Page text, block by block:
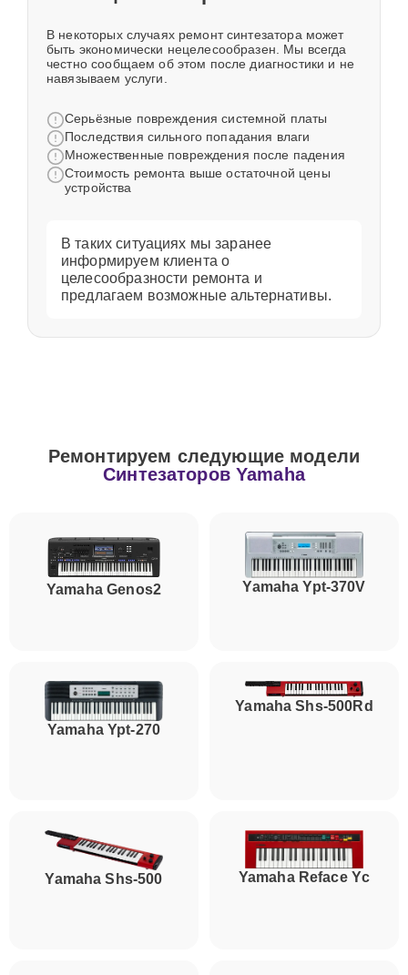
В некоторых случаях ремонт синтезатора может
быть экономически нецелесообразен. Мы всегда
честно сообщаем об этом после диагностики и не
навязываем услуги.
Серьёзные повреждения системной платы
Последствия сильного попадания влаги
Множественные повреждения после падения
Стоимость ремонта выше остаточной цены
устройства
В таких ситуациях мы заранее
информируем клиента о
целесообразности ремонта и
предлагаем возможные альтернативы.
Ремонтируем следующие модели
Синтезаторов Yamaha
Yamaha Genos2 Yamaha Ypt-370V
Yamaha Ypt-270
Yamaha Shs-500Rd
Yamaha Shs-500 Yamaha Reface Yc